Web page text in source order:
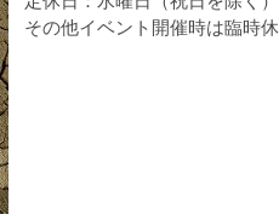
その他イベント開催時は臨時